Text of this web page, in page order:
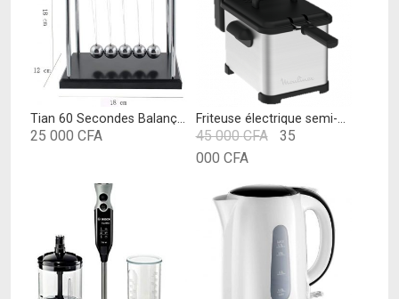
Tian 60 Secondes Balançoire Balancier Pendule de Newton Grande Jeux Scientifiques pour Enfant 18*12*18cm (L*W*H)
25 000 CFA
Friteuse électrique semi-pro Moulinex
45 000CFA
Le
était :
45
000 CFA.
35
000 CFALe
actuel
000 CFA.